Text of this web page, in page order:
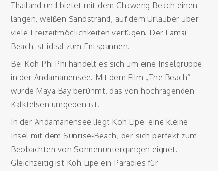
Thailand und bietet mit dem Chaweng Beach einen
langen, weißen Sandstrand, auf dem Urlauber über
viele Freizeitmöglichkeiten verfügen. Der Lamai
Beach ist ideal zum Entspannen.
Bei Koh Phi Phi handelt es sich um eine Inselgruppe
in der Andamanensee. Mit dem Film „The Beach“
wurde Maya Bay berühmt, das von hochragenden
Kalkfelsen umgeben ist.
In der Andamanensee liegt Koh Lipe, eine kleine
Insel mit dem Sunrise-Beach, der sich perfekt zum
Beobachten von Sonnenuntergängen eignet.
Gleichzeitig ist Koh Lipe ein Paradies für